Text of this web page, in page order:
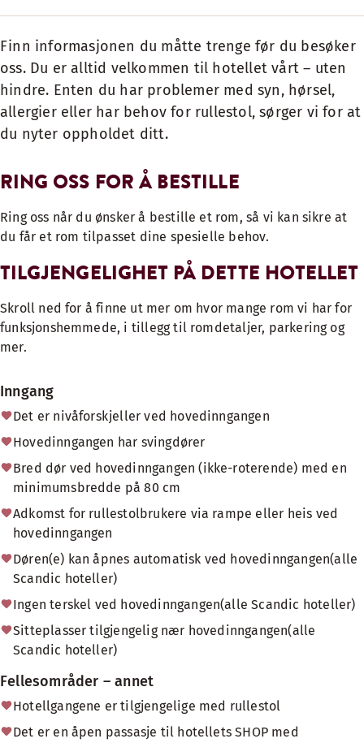
Finn informasjonen du måtte trenge før du besøker
oss. Du er alltid velkommen til hotellet vårt – uten
hindre. Enten du har problemer med syn, hørsel,
allergier eller har behov for rullestol, sørger vi for at
du nyter oppholdet ditt.
RING OSS FOR Å BESTILLE
Ring oss når du ønsker å bestille et rom, så vi kan sikre at
du får et rom tilpasset dine spesielle behov.
TILGJENGELIGHET PÅ DETTE HOTELLET
Skroll ned for å finne ut mer om hvor mange rom vi har for
funksjonshemmede, i tillegg til romdetaljer, parkering og
mer.
Inngang
Det er nivåforskjeller ved hovedinngangen
Hovedinngangen har svingdører
Bred dør ved hovedinngangen (ikke-roterende) med en
minimumsbredde på 80 cm
Adkomst for rullestolbrukere via rampe eller heis ved
hovedinngangen
Døren(e) kan åpnes automatisk ved hovedinngangen(alle
Scandic hoteller)
Ingen terskel ved hovedinngangen(alle Scandic hoteller)
Sitteplasser tilgjengelig nær hovedinngangen(alle
Scandic hoteller)
Fellesområder – annet
Hotellgangene er tilgjengelige med rullestol
Det er en åpen passasje til hotellets SHOP med